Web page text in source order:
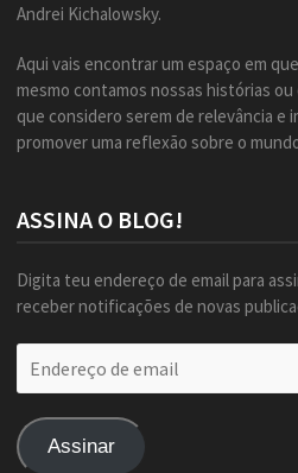
Andrei Kichalowsky.
Aqui vais encontrar um espaço em
mesmo contamos nossas histórias
que considero serem de relevância e
promover uma reflexão sobre o
ASSINA O BLOG!
Digita teu endereço de email para
receber notificações de novas
de
Assinar